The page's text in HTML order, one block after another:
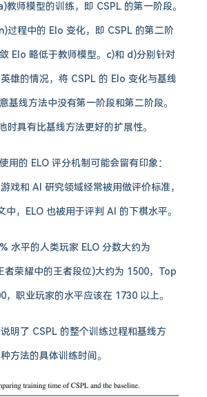
教师模型的训练，即 CSPL 的第一阶段。
程中的 Elo 变化，即 CSPL 的第二阶
Elo 略低于教师模型。c)和 d)分别针对
雄的情况，将 CSPL 的 Elo 变化与基线
基线方法中没有第一阶段和第二阶段。
时具有比基线方法更好的扩展性。
用的 ELO 评分机制可能会留有印象：
戏和 AI 研究领域经常被用做评价标准，
，ELO 也被用于评判 AI 的下棋水平。
水平的人类玩家 ELO 分数大约为
者荣耀中的王者段位)大约为 1500，Top
，职业玩家的水平应该在 1730 以上。
明了 CSPL 的整个训练过程和基线方
方法的具体训练时间。